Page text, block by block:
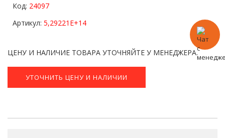
Код: 24097
Артикул: 5,29221E+14
ЦЕНУ И НАЛИЧИЕ ТОВАРА УТОЧНЯЙТЕ У МЕНЕДЖЕРА.
УТОЧНИТЬ ЦЕНУ И НАЛИЧИИ